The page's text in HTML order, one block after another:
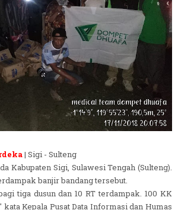
| Sigi - Sulteng
Kabupaten Sigi, Sulawesi Tengah (Sulteng).
banjir bandang tersebut.
tiga dusun dan 10 RT terdampak. 100 KK
kata Kepala Pusat Data Informasi dan Humas